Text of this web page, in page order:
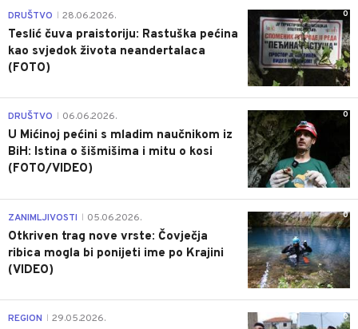
0
DRUŠTVO 28.06.2026.
Teslić čuva praistoriju: Rastuška pećina
kao svjedok života neandertalaca
(FOTO)
0
DRUŠTVO 06.06.2026.
U Mićinoj pećini s mladim naučnikom iz
BiH: Istina o šišmišima i mitu o kosi
(FOTO/VIDEO)
0
ZANIMLJIVOSTI 05.06.2026.
Otkriven trag nove vrste: Čovječja
ribica mogla bi ponijeti ime po Krajini
(VIDEO)
0
REGION 29.05.2026.